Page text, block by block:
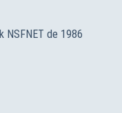
NSFNET de 1986